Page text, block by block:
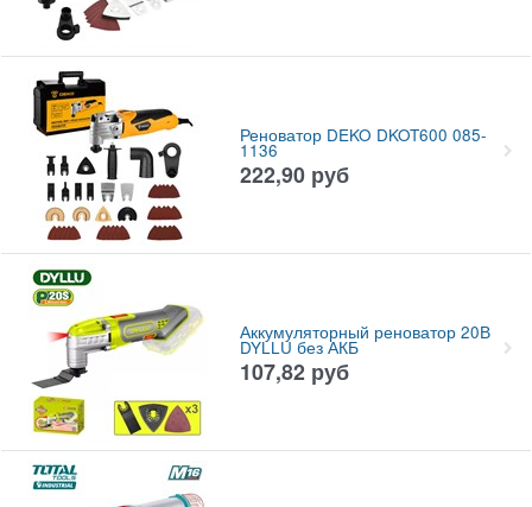
Реноватор DEKO DKOT600 085-
1136
222,90 руб
Аккумуляторный реноватор 20В
DYLLU без АКБ
107,82 руб